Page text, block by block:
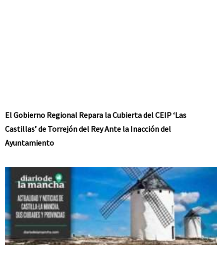
El Gobierno Regional Repara la Cubierta del CEIP ‘Las
Castillas’ de Torrejón del Rey Ante la Inacción del
Ayuntamiento